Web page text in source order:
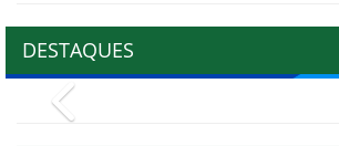
DESTAQUES